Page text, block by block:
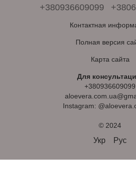
+380936609099
Контактная
Полная версия
Карта сайта
Для
+380936609099
Instagram:
© 2024
Укр Рус